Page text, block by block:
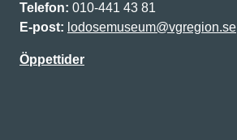
Telefon: 010-441 43 81
E-post: lodosemuseum@vgregion.se
Öppettider